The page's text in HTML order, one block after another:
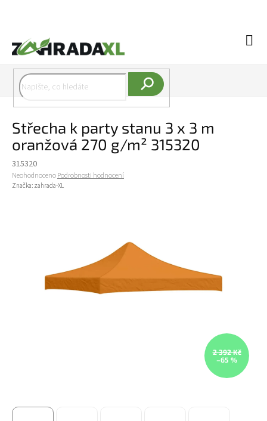
Střecha k party stanu 3 x 3 m
oranžová 270 g/m² 315320
315320
Průměrné hodnocení produktu je 0,0 z 5 hvězdiček.
NeohodnocenoPodrobnosti hodnocení
Značka: zahrada-XL
2 392 Kč
–65 %